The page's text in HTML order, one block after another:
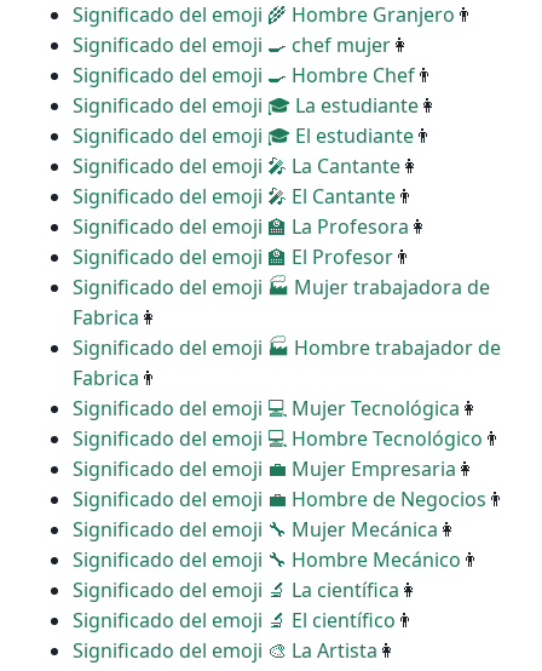
Significado del emoji ‍🌾 Hombre Granjero 👨
Significado del emoji ‍🍳 chef mujer👩
Significado del emoji ‍🍳 Hombre Chef👨
Significado del emoji ‍🎓 La estudiante👩
Significado del emoji ‍🎓 El estudiante👨
Significado del emoji ‍🎤 La Cantante👩
Significado del emoji ‍🎤 El Cantante👨
Significado del emoji ‍🏫 La Profesora 👩
Significado del emoji ‍🏫 El Profesor👨
Significado del emoji ‍🏭 Mujer trabajadora de
Fabrica 👩
Significado del emoji ‍🏭 Hombre trabajador de
Fabrica 👨
Significado del emoji ‍💻 Mujer Tecnológica 👩
Significado del emoji ‍💻 Hombre Tecnológico 👨
Significado del emoji ‍💼 Mujer Empresaria 👩
Significado del emoji ‍💼 Hombre de Negocios 👨
Significado del emoji ‍🔧 Mujer Mecánica 👩
Significado del emoji ‍🔧 Hombre Mecánico 👨
Significado del emoji ‍🔬 La científica 👩
Significado del emoji ‍🔬 El científico 👨
Significado del emoji ‍🎨 La Artista 👩